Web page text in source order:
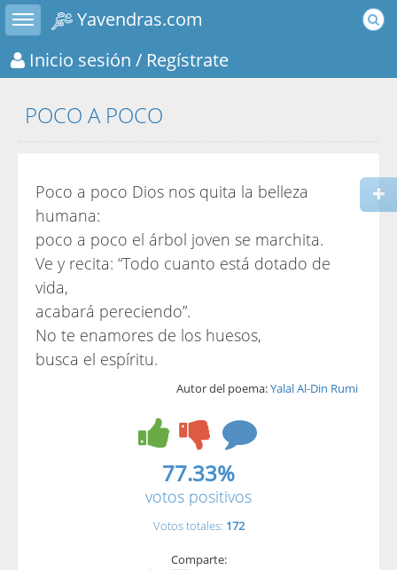
Toggle sidebar
Yavendras.com
Inicio sesión / Regístrate
POCO A POCO
Poco a poco Dios nos quita la belleza
humana:
poco a poco el árbol joven se marchita.
Ve y recita: “Todo cuanto está dotado de
vida,
acabará pereciendo”.
No te enamores de los huesos,
busca el espíritu.
Autor del poema:Yalal Al-Din Rumi
77.33%
votos positivos
Votos totales: 172
Comparte: